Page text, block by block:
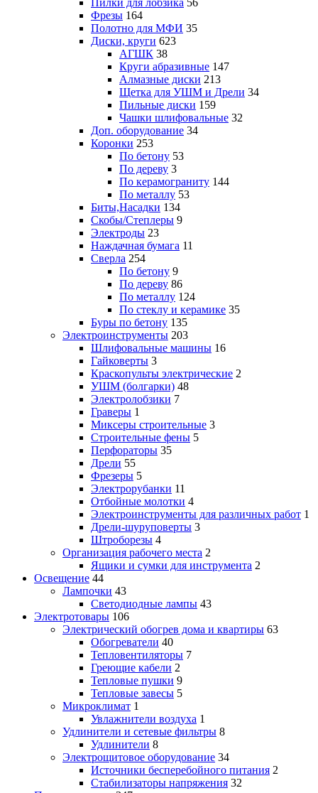
Пилки для лобзика 56
Фрезы 164
Полотно для МФИ 35
Диски, круги 623
АГШК 38
Круги абразивные 147
Алмазные диски 213
Щетка для УШМ и Дрели 34
Пильные диски 159
Чашки шлифовальные 32
Доп. оборудование 34
Коронки 253
По бетону 53
По дереву 3
По керамограниту 144
По металлу 53
Биты,Насадки 134
Скобы/Степлеры 9
Электроды 23
Наждачная бумага 11
Сверла 254
По бетону 9
По дереву 86
По металлу 124
По стеклу и керамике 35
Буры по бетону 135
Электроинструменты 203
Шлифовальные машины 16
Гайковерты 3
Краскопульты электрические 2
УШМ (болгарки) 48
Электролобзики 7
Граверы 1
Миксеры строительные 3
Строительные фены 5
Перфораторы 35
Дрели 55
Фрезеры 5
Электрорубанки 11
Отбойные молотки 4
Электроинструменты для различных работ 1
Дрели-шуруповерты 3
Штроборезы 4
Организация рабочего места 2
Ящики и сумки для инструмента 2
Освещение 44
Лампочки 43
Светодиодные лампы 43
Электротовары 106
Электрический обогрев дома и квартиры 63
Обогреватели 40
Тепловентиляторы 7
Греющие кабели 2
Тепловые пушки 9
Тепловые завесы 5
Микроклимат 1
Увлажнители воздуха 1
Удлинители и сетевые фильтры 8
Удлинители 8
Электрощитовое оборудование 34
Источники бесперебойного питания 2
Стабилизаторы напряжения 32